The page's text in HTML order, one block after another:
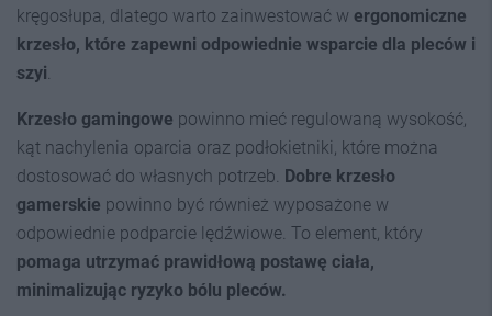
kręgosłupa, dlatego warto zainwestować w ergonomiczne
krzesło, które zapewni odpowiednie wsparcie dla pleców i
szyi
Krzesło gamingowe powinno mieć regulowaną wysokość,
kąt nachylenia oparcia oraz podłokietniki, które można
dostosować do własnych potrzeb. Dobre krzesło
gamerskie powinno być również wyposażone w
odpowiednie podparcie lędźwiowe. To element, który
pomaga utrzymać prawidłową postawę ciała,
minimalizując ryzyko bólu pleców.